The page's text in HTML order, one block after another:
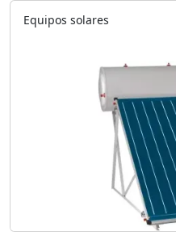
Equipos solares